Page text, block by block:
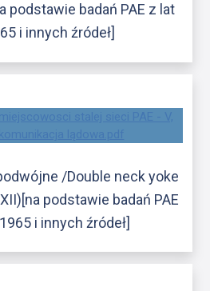
podstawie badań PAE z lat
i innych źródeł]
/Double neck yoke
podstawie badań PAE
i innych źródeł]